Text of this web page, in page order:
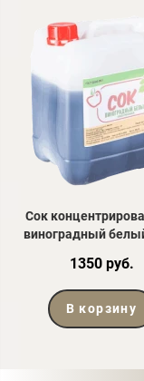
Сок
виноградный
1350 руб.
В корзину